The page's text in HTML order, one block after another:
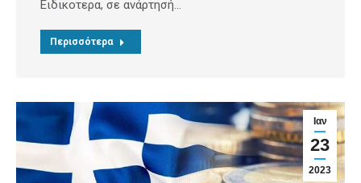
Ειδικοτερα, σε ανάρτησή…
Περισσότερα
Ιαν
23
2023